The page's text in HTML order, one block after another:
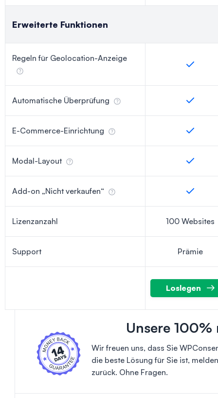
Erweiterte Funktionen
Regeln für Geolocation-Anzeige
Automatische Überprüfung
E-Commerce-Einrichtung
Modal-Layout
Add-on „Nicht verkaufen“
Lizenzanzahl 100 Websites
Support Prämie
Loslegen
Unsere
Wir freuen uns, dass Sie
die beste Lösung für Sie ist,
zurück. Ohne Fragen.